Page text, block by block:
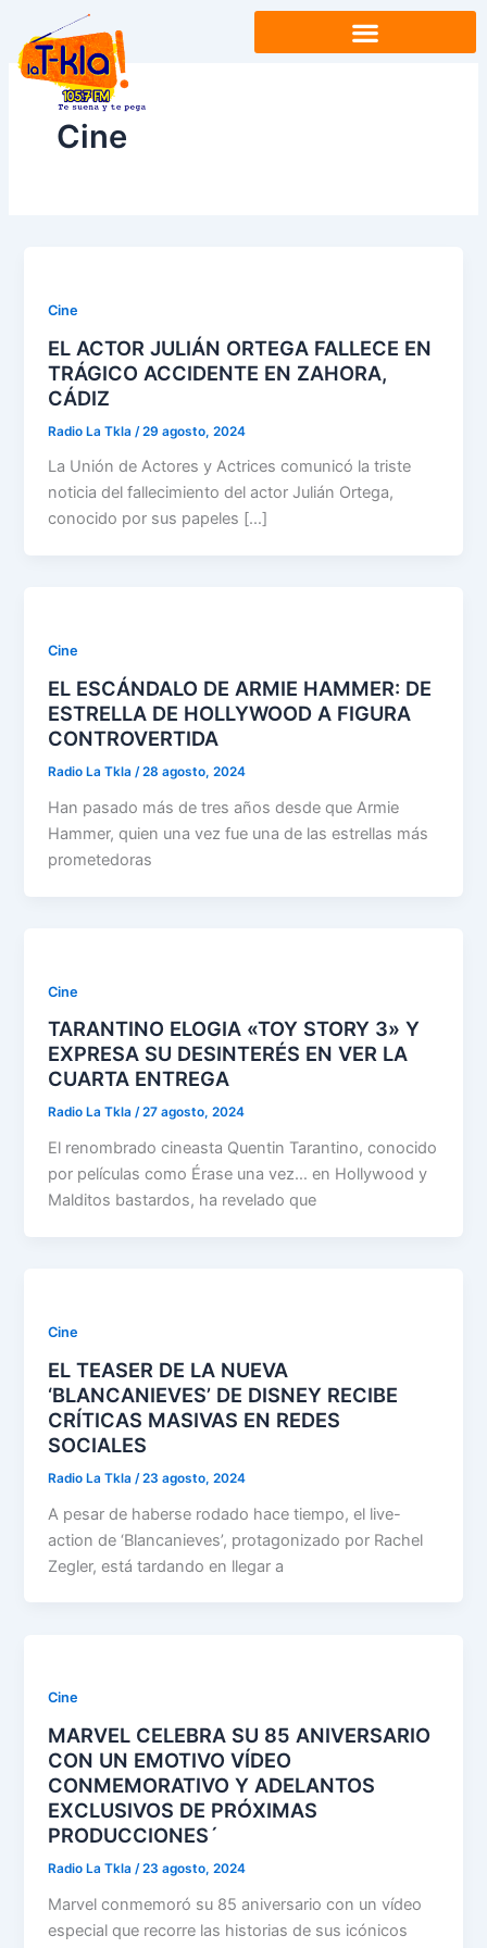
contenido
Cine
Cine
EL ACTOR JULIÁN ORTEGA FALLECE EN
TRÁGICO ACCIDENTE EN ZAHORA,
CÁDIZ
Radio La Tkla /29 agosto, 2024
La Unión de Actores y Actrices comunicó la triste
noticia del fallecimiento del actor Julián Ortega,
conocido por sus papeles […]
Cine
EL ESCÁNDALO DE ARMIE HAMMER: DE
ESTRELLA DE HOLLYWOOD A FIGURA
CONTROVERTIDA
Radio La Tkla/28 agosto, 2024
Han pasado más de tres años desde que Armie
Hammer, quien una vez fue una de las estrellas más
prometedoras
Cine
TARANTINO ELOGIA «TOY STORY 3» Y
EXPRESA SU DESINTERÉS EN VER LA
CUARTA ENTREGA
Radio La Tkla/27 agosto, 2024
El renombrado cineasta Quentin Tarantino, conocido
por películas como Érase una vez… en Hollywood y
Malditos bastardos, ha revelado que
Cine
EL TEASER DE LA NUEVA
‘BLANCANIEVES’ DE DISNEY RECIBE
CRÍTICAS MASIVAS EN REDES
SOCIALES
Radio La Tkla /23 agosto, 2024
A pesar de haberse rodado hace tiempo, el live-
action de ‘Blancanieves’, protagonizado por Rachel
Zegler, está tardando en llegar a
Cine
MARVEL CELEBRA SU 85 ANIVERSARIO
CON UN EMOTIVO VÍDEO
CONMEMORATIVO Y ADELANTOS
EXCLUSIVOS DE PRÓXIMAS
PRODUCCIONES´
Radio La Tkla/23 agosto, 2024
Marvel conmemoró su 85 aniversario con un vídeo
especial que recorre las historias de sus icónicos